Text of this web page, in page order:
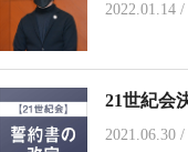
2022.01.14 /
21世紀会
2021.06.30 /